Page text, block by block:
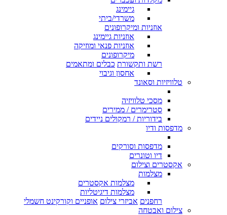
גיימינג
משרדי/ביתי
אוזניות ומיקרופונים
אוזניות גיימינג
אוזניות פנאי ומוזיקה
מיקרופונים
רשת ותקשורת כבלים ומתאמים
אחסון וגיבוי
טלוויזיות וסאונד
מסכי טלוויזיה
סטרימרים / ממירים
בידוריות / רמקולים ניידים
מדפסות ודיו
מדפסות וסורקים
דיו וטונרים
אקסטרים וצילום
מצלמות
מצלמות אקסטרים
מצלמות דיגיטליות
רחפנים אביזרי צילום אופניים וקורקינט חשמלי
צילום ואבטחה